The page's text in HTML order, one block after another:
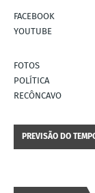
FACEBOOK
YOUTUBE
FOTOS
POLÍTICA
RECÔNCAVO
PREVISÃO DO